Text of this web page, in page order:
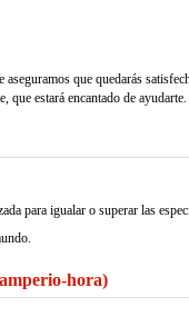
que quedarás
que estará encantado de ayudarte.
para igualar o superar las
hora)